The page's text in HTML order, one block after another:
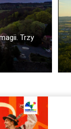
Trzy